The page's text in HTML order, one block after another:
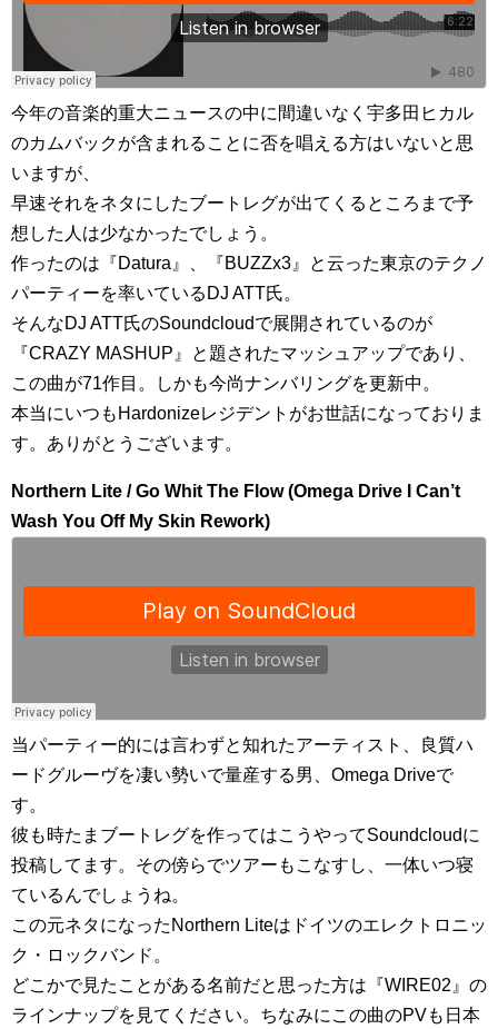
今年の音楽的重大ニュースの中に間違いなく宇多田ヒカル
のカムバックが含まれることに否を唱える方はいないと思
いますが、
早速それをネタにしたブートレグが出てくるところまで予
想した人は少なかったでしょう。
作ったのは『Datura』、『BUZZx3』と云った東京のテクノ
パーティーを率いているDJ ATT氏。
そんなDJ ATT氏のSoundcloudで展開されているのが
『CRAZY MASHUP』と題されたマッシュアップであり、
この曲が71作目。しかも今尚ナンバリングを更新中。
本当にいつもHardonizeレジデントがお世話になっておりま
す。ありがとうございます。
Northern Lite / Go Whit The Flow (Omega Drive I Can’t
Wash You Off My Skin Rework)
当パーティー的には言わずと知れたアーティスト、良質ハ
ードグルーヴを凄い勢いで量産する男、Omega Driveで
す。
彼も時たまブートレグを作ってはこうやってSoundcloudに
投稿してます。その傍らでツアーもこなすし、一体いつ寝
ているんでしょうね。
この元ネタになったNorthern Liteはドイツのエレクトロニッ
ク・ロックバンド。
どこかで見たことがある名前だと思った方は『WIRE02』の
ラインナップを見てください。ちなみにこの曲のPVも日本